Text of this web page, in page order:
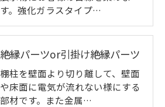
す。強化ガラスタイプ…
絶縁パーツor引掛け絶縁パーツ
棚柱を壁面より切り離して、壁面
や床面に電気が流れない様にする
部材です。また金属…